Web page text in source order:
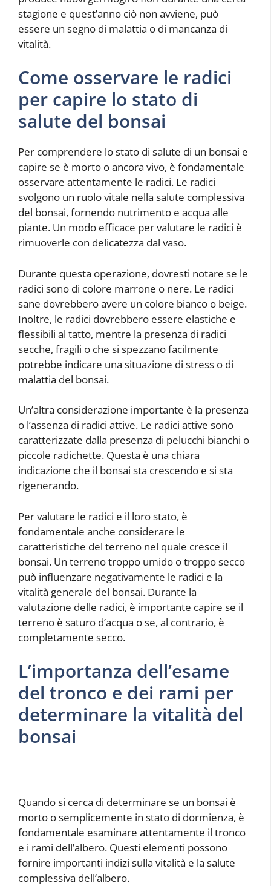
stagione e quest’anno ciò non avviene, può
essere un segno di malattia o di mancanza di
vitalità.
Come osservare le radici
per capire lo stato di
salute del bonsai
Per comprendere lo stato di salute di un bonsai e
capire se è morto o ancora vivo, è fondamentale
osservare attentamente le radici. Le radici
svolgono un ruolo vitale nella salute complessiva
del bonsai, fornendo nutrimento e acqua alle
piante. Un modo efficace per valutare le radici è
rimuoverle con delicatezza dal vaso.
Durante questa operazione, dovresti notare se le
radici sono di colore marrone o nere. Le radici
sane dovrebbero avere un colore bianco o beige.
Inoltre, le radici dovrebbero essere elastiche e
flessibili al tatto, mentre la presenza di radici
secche, fragili o che si spezzano facilmente
potrebbe indicare una situazione di stress o di
malattia del bonsai.
Un’altra considerazione importante è la presenza
o l’assenza di radici attive. Le radici attive sono
caratterizzate dalla presenza di pelucchi bianchi o
piccole radichette. Questa è una chiara
indicazione che il bonsai sta crescendo e si sta
rigenerando.
Per valutare le radici e il loro stato, è
fondamentale anche considerare le
caratteristiche del terreno nel quale cresce il
bonsai. Un terreno troppo umido o troppo secco
può influenzare negativamente le radici e la
vitalità generale del bonsai. Durante la
valutazione delle radici, è importante capire se il
terreno è saturo d’acqua o se, al contrario, è
completamente secco.
L’importanza dell’esame
del tronco e dei rami per
determinare la vitalità del
bonsai
Quando si cerca di determinare se un bonsai è
morto o semplicemente in stato di dormienza, è
fondamentale esaminare attentamente il tronco
e i rami dell’albero. Questi elementi possono
fornire importanti indizi sulla vitalità e la salute
complessiva dell’albero.